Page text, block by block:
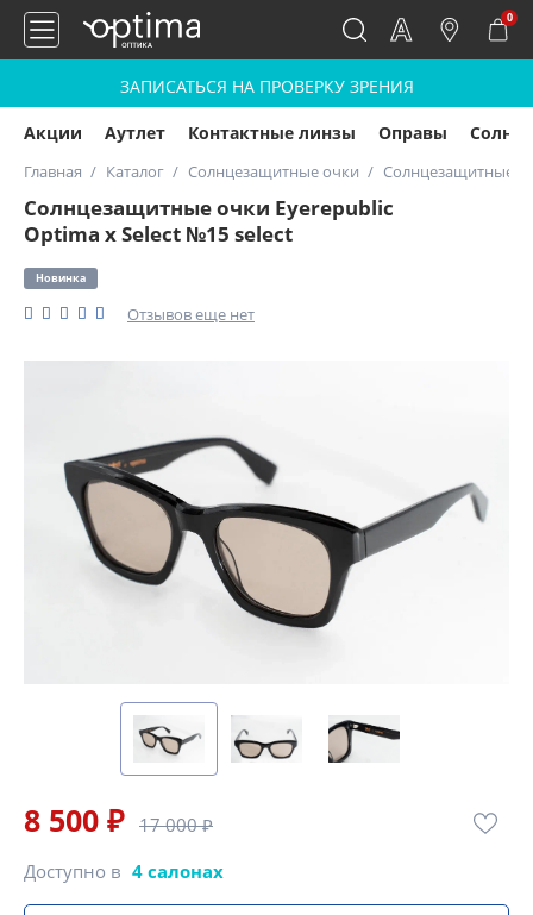
0
ЗАПИСАТЬСЯ НА ПРОВЕРКУ ЗРЕНИЯ
Акции Аутлет Контактные линзы Оправы
Главная Каталог Солнцезащитные очки Солнцезащитные
Солнцезащитные очки Eyerepublic
Optima x Select №15 select
Новинка
Отзывов еще нет
8 500 ₽ 17 000 ₽
Доступно в 4 салонах